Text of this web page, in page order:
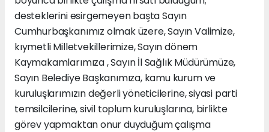
desteklerini esirgemeyen başta Sayın
Cumhurbaşkanımız olmak üzere, Sayın Valimize,
kıymetli Milletvekillerimize, Sayın dönem
Kaymakamlarımıza , Sayın İl Sağlık Müdürümüze,
Sayın Belediye Başkanımıza, kamu kurum ve
kuruluşlarımızın değerli yöneticilerine, siyasi parti
temsilcilerine, sivil toplum kuruluşlarına, birlikte
görev yapmaktan onur duyduğum çalışma